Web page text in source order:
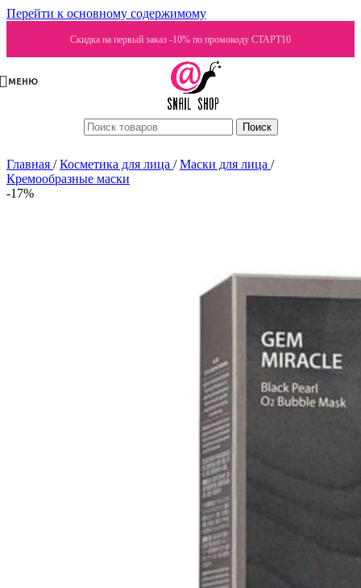
Перейти к основному содержимому
Скидка на первый заказ -10% по промокоду СТАРТ10
МЕНЮ
Поиск
Главная / Косметика для лица / Маски для лица /
Кремообразные маски
-17%